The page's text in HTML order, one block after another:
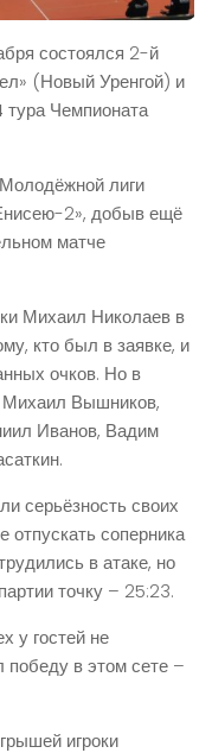
состоялся 2-й
(Новый Уренгой) и
тура Чемпионата
Молодёжной лиги
2», добыв ещё
матче
Михаил Николаев в
кто был в заявке, и
очков. Но в
Михаил Вышников,
Иванов, Вадим
серьёзность своих
отпускать соперника
в атаке, но
точку – 25:23.
у гостей не
победу в этом сете –
игроки